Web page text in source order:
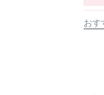
仕上
※サ
東北
おす